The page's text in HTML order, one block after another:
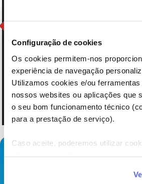
Configuração de cookies
Os cookies permitem-nos
experiência de navegação
Utilizamos cookies e/ou
nossos websites ou aplicações que
o seu bom funcionamento técnico
para a prestação de serviço).
Caso aceite, poderemos utilizar
funcionalidades (cookies de